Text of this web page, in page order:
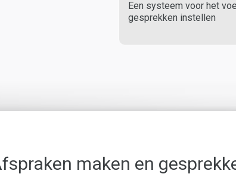
Een systeem voor het
gesprekken instellen
maken en